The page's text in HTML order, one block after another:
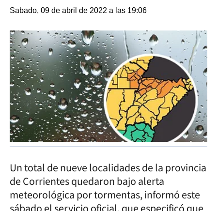
Sabado, 09 de abril de 2022 a las 19:06
Un total de nueve localidades de la provincia
de Corrientes quedaron bajo alerta
meteorológica por tormentas, informó este